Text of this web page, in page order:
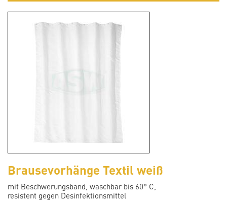
Brausevorhänge Textil weiß
mit Beschwerungsband, waschbar bis 60° C,
resistent gegen Desinfektionsmittel